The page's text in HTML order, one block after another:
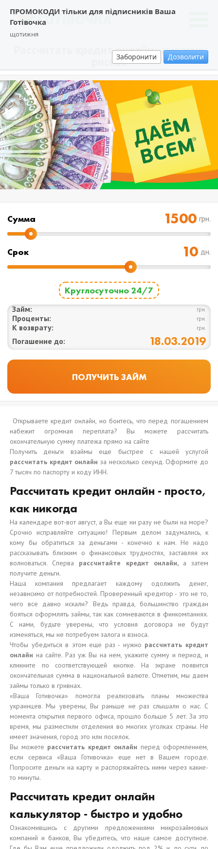
ПРОМОКОДИ тільки для підписників Ваша
Готівочка
щотижня
Заборонити Дозволити
Рассчитать кредит онлайн - никаких
рисков
Cумма грн.
Срок дн.
Круглосуточно 24/7
Займ: грн.
Проценты: грн.
К возврату: грн.
Погашение до: 18.03.2019
Открываете кредит онлайн, но боитесь, что перед погашением
набежит огромная переплата? Вы можете рассчитать
окончательную сумму платежа прямо на сайте
Получить деньги взаймы еще быстрее с нашей услугой
рассчитать кредит онлайнза несколько секунд. Оформите до
7 тысяч по паспорту и коду ИНН.
Рассчитать кредит онлайн - просто,
как никогда
На календаре вот-вот август, а Вы еще ни разу не были на море?
Срочно исправляйте ситуацию! Первым делом задумались, к
кому бы обратиться за деньгами - конечно к нам. Не надо
рассказывать близким о финансовых трудностях, заставляя их
волноваться. Сперва рассчитайте кредит онлайн, а затем
получите деньги.
Наша компания предлагает каждому одолжить денег,
независимо от потребностей. Проверенный кредитор - это не то,
чего все давно искали? Ведь правда, большинство граждан
бояться оформлять займы, так как сомневаются в финкомпаниях.
С нами, будьте уверены, что условия договора не будут
изменяться, мы не потребуем залога и взноса.
Чтобы убедиться в этом еще раз - нужно рассчитать кредит
онлайн на сайте. Раз уж Вы на нем, укажите сумму и период, и
кликните по соответствующей кнопке. На экране появится
окончательная сумма в национальной валюте. Отметим, мы даем
займы только в гривнах.
«Ваша Готивочка» помогла реализовать планы множества
украинцев. Мы уверены, Вы раньше не раз слышали о нас. С
момента открытия первого офиса, прошло больше 5 лет. За это
время, мы разместили отделения во многих уголках страны. Не
имеет значения, город это или поселок.
Вы можете рассчитать кредит онлайн перед оформлением,
если сервиса «Ваша Готивочка» еще нет в Вашем городе.
Попросите деньги на карту и распоряжайтесь ними через какие-
то минуты.
Рассчитать кредит онлайн
калькулятор - быстро и удобно
Ознакомившись с другими предложениями микрозаймовых
компаний и банков, Вы убедитесь, что наше самое доступное.